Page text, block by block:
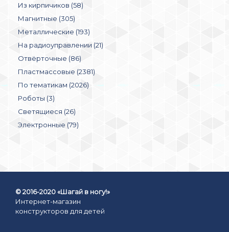
Из кирпичиков (58)
Магнитные (305)
Металлические (193)
На радиоуправлении (21)
Отвёрточные (86)
Пластмассовые (2381)
По тематикам (2026)
Роботы (3)
Светящиеся (26)
Электронные (79)
© 2016-2020 «Шагай в ногу!»
Интернет-магазин
конструкторов для детей